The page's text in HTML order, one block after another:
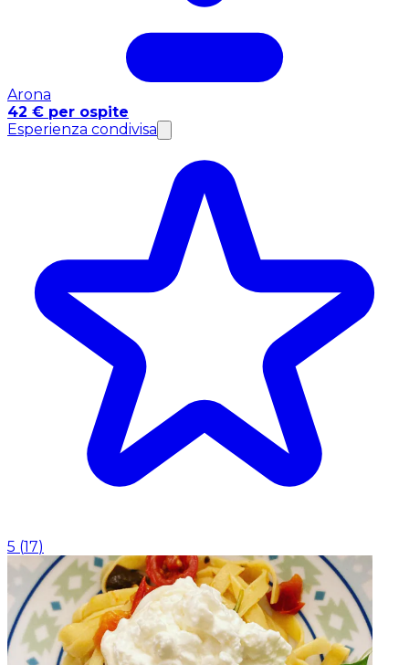
Arona
42 € per ospite
Esperienza condivisa
5 (17)